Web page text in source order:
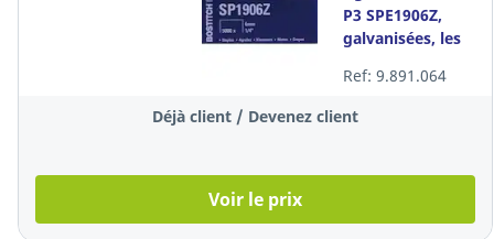
P3 SPE1906Z,
galvanisées, les
Ref: 9.891.064
Déjà client / Devenez client
Voir le prix